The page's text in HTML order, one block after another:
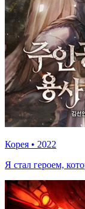
Корея • 2022
Я стал героем,